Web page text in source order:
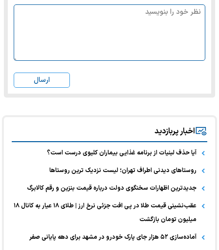
ارسال
اخبار پربازدید
آیا حذف لبنیات از برنامه غذایی بیماران کلیوی درست است؟
روستاهای دیدنی اطراف تهران؛ لیست نزدیک ترین روستاها
جدیدترین اظهارات سخنگوی دولت درباره قیمت بنزین و رقم کالابرگ
عقب‌نشینی قیمت طلا در پی افت جزئی نرخ ارز | طلای ۱۸ عیار به کانال ۱۸
میلیون تومان بازگشت
آماده‌سازی ۵۲ هزار جای پارک خودرو در مشهد برای دهه پایانی صفر